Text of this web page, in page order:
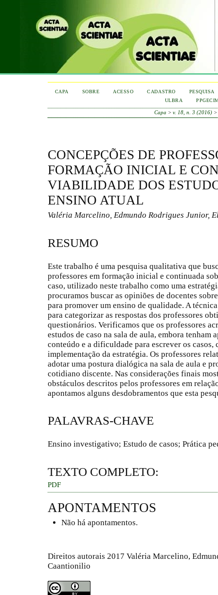
CAPA SOBRE ACESSO CADASTRO
PESQUISA
ULBRA
Capa > v. 18, n. 3 (2016)>
CONCEPÇÕES DE
FORMAÇÃO INICIAL E
VIABILIDADE DOS
ENSINO ATUAL
Valéria Marcelino, Edmundo Rodrigues Junior,
RESUMO
Este trabalho é uma pesquisa qualitativa que
professores em formação inicial e continuada
caso, utilizado neste trabalho como uma
procuramos buscar as opiniões de docentes
para promover um ensino de qualidade. A
para categorizar as respostas dos professores
questionários. Verificamos que os professores
estudos de caso na sala de aula, embora tenham
conteúdo e a dificuldade para escrever os casos,
implementação da estratégia. Os professores
adotar uma postura dialógica na sala de aula e
cotidiano discente. Nas considerações finais
obstáculos descritos pelos professores em
apontamos alguns desdobramentos que esta
PALAVRAS-CHAVE
Ensino investigativo; Estudo de casos; Prática
TEXTO COMPLETO:
PDF
APONTAMENTOS
Não há apontamentos.
Direitos autorais 2017 Valéria Marcelino,
Caantionilio